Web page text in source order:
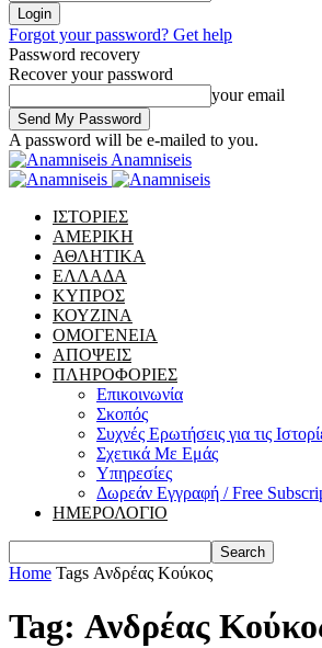
Forgot your password? Get help
Password recovery
Recover your password
your email
A password will be e-mailed to you.
Anamniseis
ΙΣΤΟΡΙΕΣ
ΑΜΕΡΙΚΗ
ΑΘΛΗΤΙΚΑ
ΕΛΛΑΔΑ
ΚΥΠΡΟΣ
ΚΟΥΖΙΝΑ
ΟΜΟΓΕΝΕΙΑ
ΑΠΟΨΕΙΣ
ΠΛΗΡΟΦΟΡΙΕΣ
Επικοινωνία
Σκοπός
Συχνές Ερωτήσεις για τις
Σχετικά Με Εμάς
Υπηρεσίες
Δωρεάν Εγγραφή / Free
ΗΜΕΡΟΛΟΓΙΟ
Home Tags Ανδρέας Κούκος
Tag: Ανδρέας